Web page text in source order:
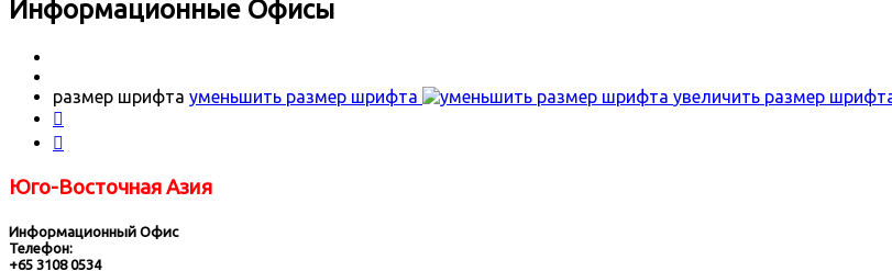
Информационные Офисы
размер шрифта уменьшить размер шрифта
увеличить размер


Юго-Восточная Азия
Информационный Офис
Телефон:
+65 3108 0534